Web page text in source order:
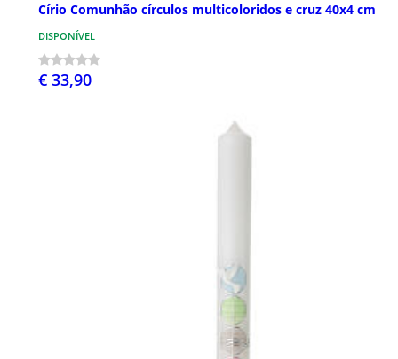
Círio Comunhão círculos multicoloridos e cruz 40x4 cm
DISPONÍVEL
€ 33,90